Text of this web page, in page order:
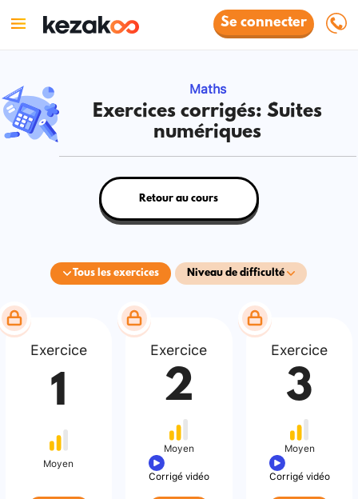
Se connecter
Maths
Exercices corrigés: Suites
numériques
Tous les exercices Niveau de difficulté
Retour au cours
Exercice
1
Moyen
Exercice
2
Moyen
Corrigé vidéo
Exercice
3
Moyen
Corrigé vidéo